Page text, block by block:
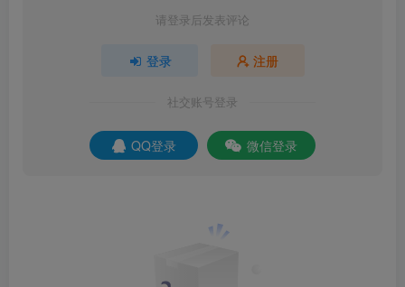
请登录后发表评论
登录 注册
社交账号登录
QQ登录 微信登录